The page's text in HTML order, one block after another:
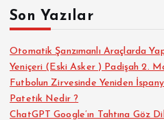
:Son Yazılar
Otomatik Şanzımanlı Araçlarda
Yeniçeri (Eski Asker ) Padişah 2.
Futbolun Zirvesinde Yeniden
Patetik Nedir ?
ChatGPT Google’ın Tahtına Göz